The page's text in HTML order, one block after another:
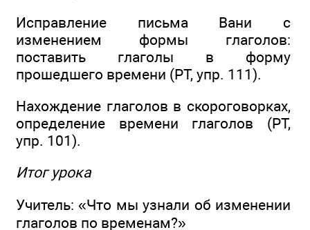
Исправление письма Вани с
изменением формы глаголов:
поставить глаголы в форму
прошедшего времени (РТ, упр. 111).
Нахождение глаголов в скороговорках,
определение времени глаголов (РТ,
упр. 101).
Итог урока
Учитель: «Что мы узнали об изменении
глаголов по временам?»